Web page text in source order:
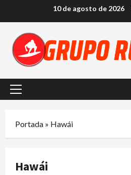
contenido
10 de agosto de 2026
Menú
Portada » Hawái
Hawái